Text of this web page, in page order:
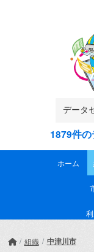
1879件
ホーム
組織 中津川市